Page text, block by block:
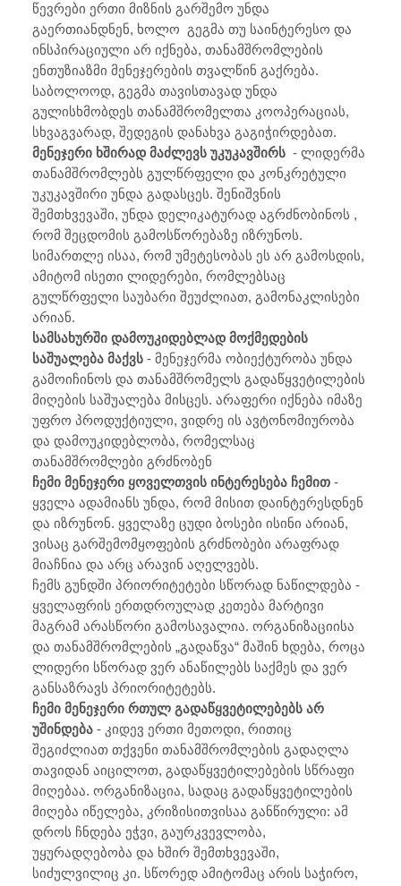
წევრები ერთი მიზნის გარშემო უნდა
გაერთიანდნენ, ხოლო გეგმა თუ საინტერესო და
ინსპირაციული არ იქნება, თანამშრომლების
ენთუზიაზმი მენეჯერების თვალწინ გაქრება.
საბოლოოდ, გეგმა თავისთავად უნდა
გულისხმობდეს თანამშრომელთა კოოპერაციას,
სხვაგვარად, შედეგის დანახვა გაგიჭირდებათ.
მენეჯერი ხშირად მაძლევს უკუკავშირს - ლიდერმა
თანამშრომლებს გულწრფელი და კონკრეტული
უკუკავშირი უნდა გადასცეს. შენიშვნის
შემთხვევაში, უნდა დელიკატურად აგრძნობინოს ,
რომ შეცდომის გამოსწორებაზე იზრუნოს.
სიმართლე ისაა, რომ უმეტესობას ეს არ გამოსდის,
ამიტომ ისეთი ლიდერები, რომლებსაც
გულწრფელი საუბარი შეუძლიათ, გამონაკლისები
არიან.
სამსახურში დამოუკიდებლად მოქმედების
საშუალება მაქვს- მენეჯერმა ობიექტურობა უნდა
გამოიჩინოს და თანამშრომელს გადაწყვეტილების
მიღების საშუალება მისცეს. არაფერი იქნება იმაზე
უფრო პროდუქტიული, ვიდრე ის ავტონომიურობა
და დამოუკიდებლობა, რომელსაც
თანამშრომლები გრძნობენ
ჩემი მენეჯერი ყოველთვის ინტერესება ჩემით-
ყველა ადამიანს უნდა, რომ მისით დაინტერესდნენ
და იზრუნონ. ყველაზე ცუდი ბოსები ისინი არიან,
ვისაც გარშემომყოფების გრძნობები არაფრად
მიაჩნია და არც არავინ აღელვებს.
ჩემს გუნდში პრიორიტეტები სწორად ნაწილდება -
ყველაფრის ერთდროულად კეთება მარტივი
მაგრამ არასწორი გამოსავალია. ორგანიზაციისა
და თანამშრომლების „გადაწვა“ მაშინ ხდება, როცა
ლიდერი სწორად ვერ ანაწილებს საქმეს და ვერ
განსაზრავს პრიორიტეტებს.
ჩემი მენეჯერი რთულ გადაწყვეტილებებს არ
უშინდება- კიდევ ერთი მეთოდი, რითიც
შეგიძლიათ თქვენი თანამშრომლების გადაღლა
თავიდან აიცილოთ, გადაწყვეტილებების სწრაფი
მიღებაა. ორგანიზაცია, სადაც გადაწყვეტილების
მიღება იწელება, კრიზისითვისაა განწირული: ამ
დროს ჩნდება ეჭვი, გაურკვევლობა,
უყურადღებობა და ხშირ შემთხვევაში,
სიძულვილიც კი. სწორედ ამიტომაც არის საჭირო,